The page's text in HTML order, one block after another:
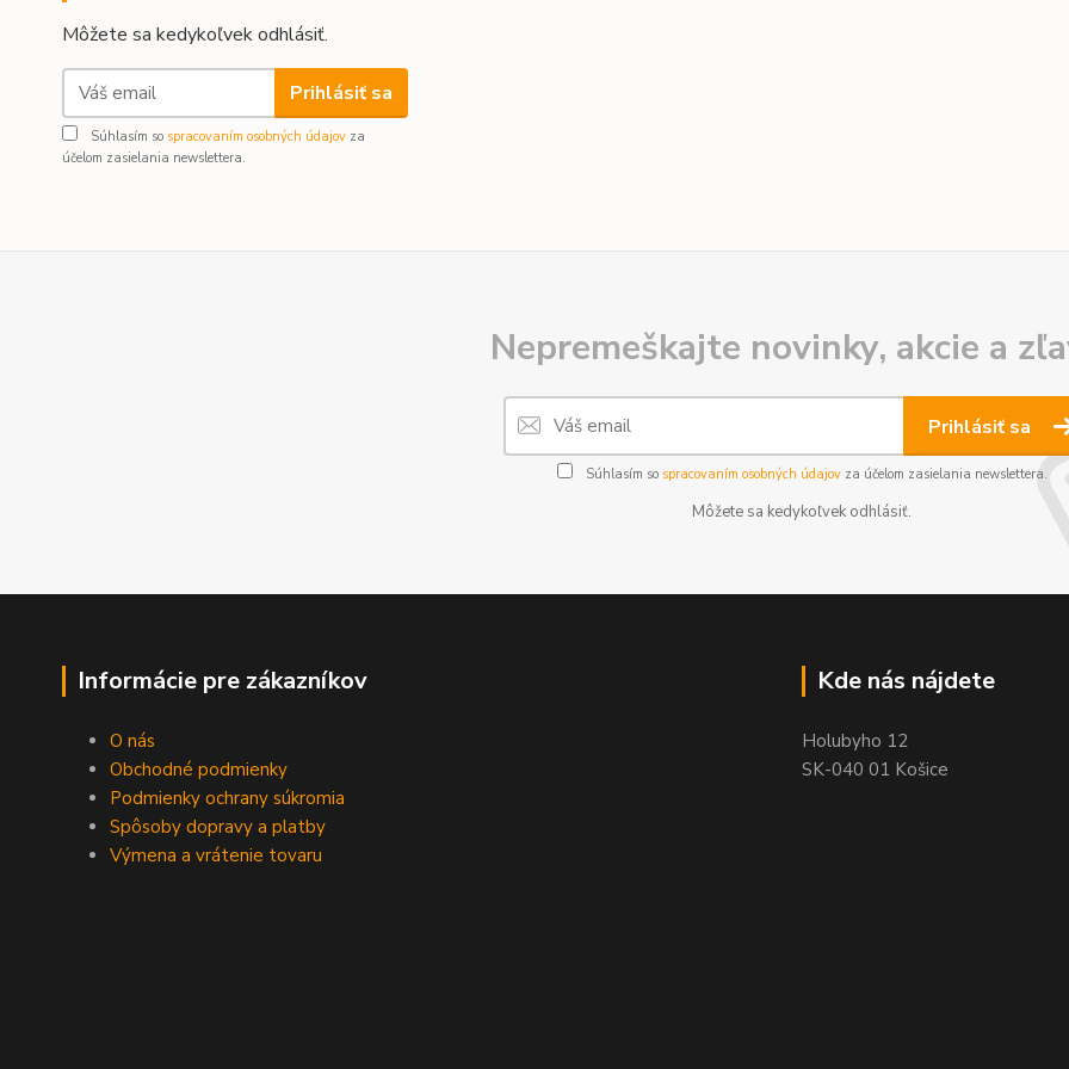
Môžete sa kedykoľvek odhlásiť.
Prihlásiť sa
Súhlasím so spracovaním osobných údajov za
účelom zasielania newslettera.
Nepremeškajte novinky, akcie a
Prihlásiť sa
Súhlasím so spracovaním osobných údajovza účelom zasielania newslettera.
Môžete sa kedykoľvek odhlásiť.
Informácie pre zákazníkov
O nás
Obchodné podmienky
Podmienky ochrany súkromia
Spôsoby dopravy a platby
Výmena a vrátenie tovaru
Kde nás nájdete
Holubyho 12
SK-040 01 Košice